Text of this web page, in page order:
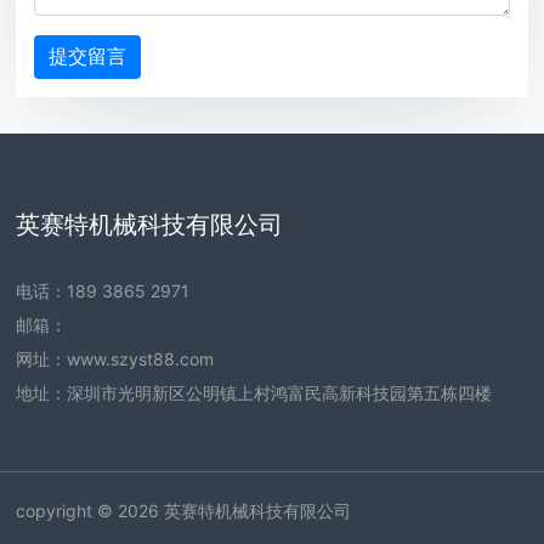
英赛特机械科技有限公司
电话： 189 3865 2971
邮箱：
网址：www.szyst88.com
地址：深圳市光明新区公明镇上村鸿富民高新科技园第五栋四楼
copyright © 2026 英赛特机械科技有限公司